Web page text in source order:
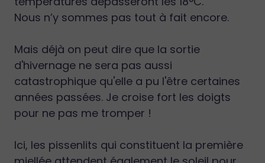
Nous n’y sommes pas tout à fait encore.
Mais déjà on peut dire que la sortie
d'hivernage ne sera pas aussi
catastrophique qu'elle a pu l'être certaines
années passées. Je croise fort les doigts
pour ne pas me tromper !
Ici, les pissenlits qui constituent la première